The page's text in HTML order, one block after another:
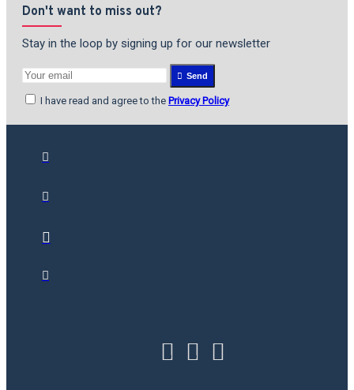
Don't want to miss out?
Stay in the loop by signing up for our newsletter
Send
I have read and agree to the Privacy Policy